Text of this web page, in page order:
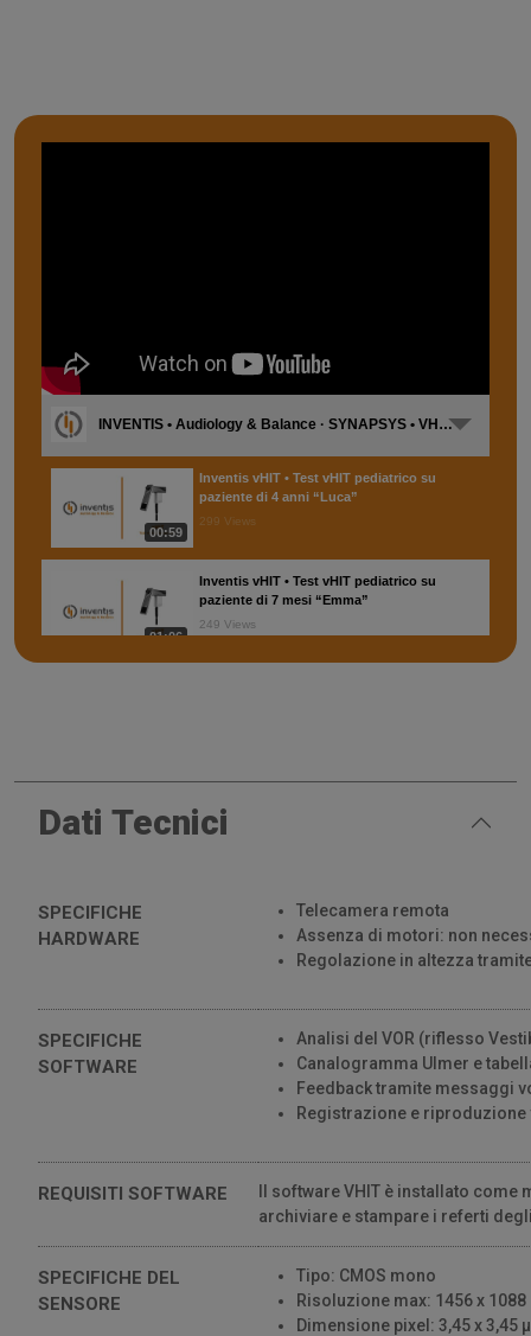
INVENTIS • Audiology & Balance · SYNAPSYS • VHIT [IT]
00:59
Inventis vHIT • Test vHIT pediatrico su
paziente di 4 anni “Luca”
299 Views
01:06
Inventis vHIT • Test vHIT pediatrico su
paziente di 7 mesi “Emma”
249 Views
Dati Tecnici
SPECIFICHE
HARDWARE
Telecamera remota
Assenza di motori: non
Regolazione in altezza
SPECIFICHE
SOFTWARE
Analisi del VOR (riflesso
Canalogramma Ulmer e
Feedback tramite messaggi
Registrazione e
REQUISITI SOFTWARE
Il software VHIT è installato
archiviare e stampare i referti
SPECIFICHE DEL
SENSORE
Tipo: CMOS mono
Risoluzione max: 1456 x
Dimensione pixel: 3,45 x 3,45